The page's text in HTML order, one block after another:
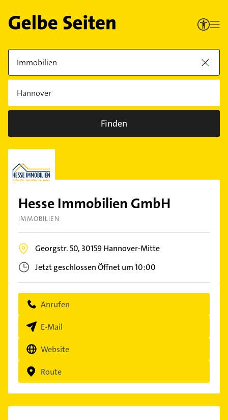
Finden
Hesse Immobilien GmbH
IMMOBILIEN
Georgstr. 50, 30159Hannover-Mitte
Jetzt geschlossenÖffnet um 10:00
Anrufen
E-Mail
Website
Route